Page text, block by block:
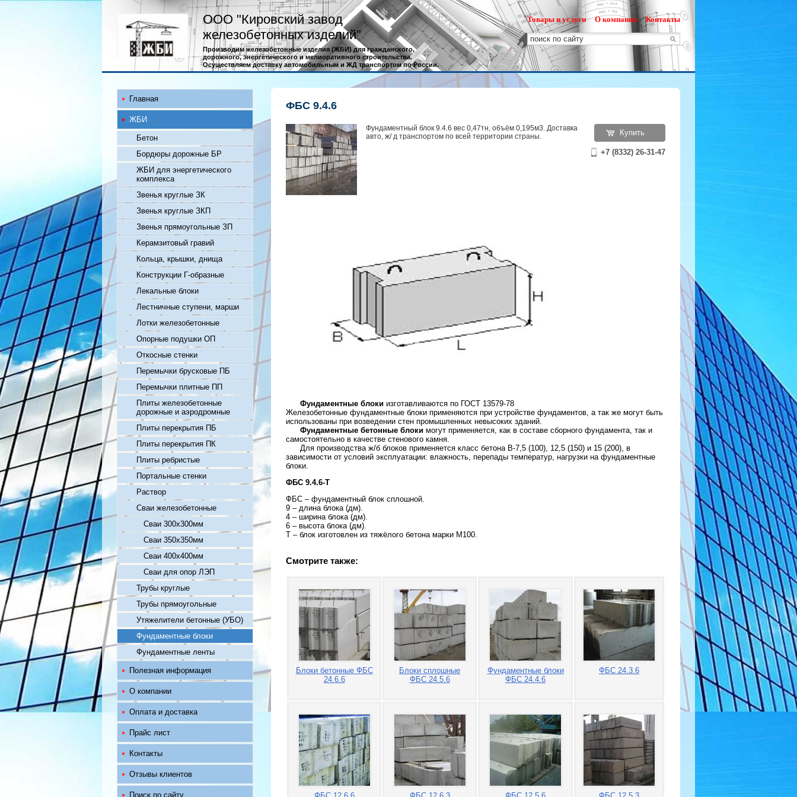
ООО "Кировский завод
железобетонных изделий"
Производим железобетонные изделия (ЖБИ) для гражданского,
дорожного, энергетического и мелиоративного строительства.
Осуществляем доставку автомобильным и ЖД транспортом по России.
Товары и услуги О компании Контакты
ФБС 9.4.6
Фундаментный блок 9.4.6 вес 0,47тн, объём 0,195м3. Доставка
авто, ж/ д транспортом по всей территории страны.
Купить
+7 (8332) 26-31-47
Фундаментные блоки изготавливаются по ГОСТ 13579-78
Железобетонные фундаментные блоки применяются при устройстве фундаментов, а так же могут быть
использованы при возведении стен промышленных невысоких зданий.
Фундаментные бетонные блоки могут применяется, как в составе сборного фундамента, так и
самостоятельно в качестве стенового камня.
Для производства ж/б блоков применяется класс бетона B-7,5 (100), 12,5 (150) и 15 (200), в
зависимости от условий эксплуатации: влажность, перепады температур, нагрузки на фундаментные
блоки.
ФБС 9.4.6-Т
ФБС – фундаментный блок сплошной.
9 – длина блока (дм).
4 – ширина блока (дм).
6 – высота блока (дм).
Т – блок изготовлен из тяжёлого бетона марки М100.
Смотрите также:
Блоки бетонные ФБС
24.6.6
Блоки сплошные
ФБС 24.5.6
Фундаментные блоки
ФБС 24.4.6
ФБС 24.3.6
Главная
ЖБИ
Бетон
Бордюры дорожные БР
ЖБИ для энергетического
комплекса
Звенья круглые ЗК
Звенья круглые ЗКП
Звенья прямоугольные ЗП
Керамзитовый гравий
Кольца, крышки, днища
Конструкции Г-образные
Лекальные блоки
Лестничные ступени, марши
Лотки железобетонные
Опорные подушки ОП
Откосные стенки
Перемычки брусковые ПБ
Перемычки плитные ПП
Плиты железобетонные
дорожные и аэродромные
Плиты перекрытия ПБ
Плиты перекрытия ПК
Плиты ребристые
Портальные стенки
Раствор
Сваи железобетонные
Сваи 300х300мм
Сваи 350х350мм
Сваи 400х400мм
Сваи для опор ЛЭП
Трубы круглые
Трубы прямоугольные
Утяжелители бетонные (УБО)
Фундаментные блоки
Фундаментные ленты
Полезная информация
О компании
Оплата и доставка
Прайс лист
Контакты
Отзывы клиентов
Поиск по сайту